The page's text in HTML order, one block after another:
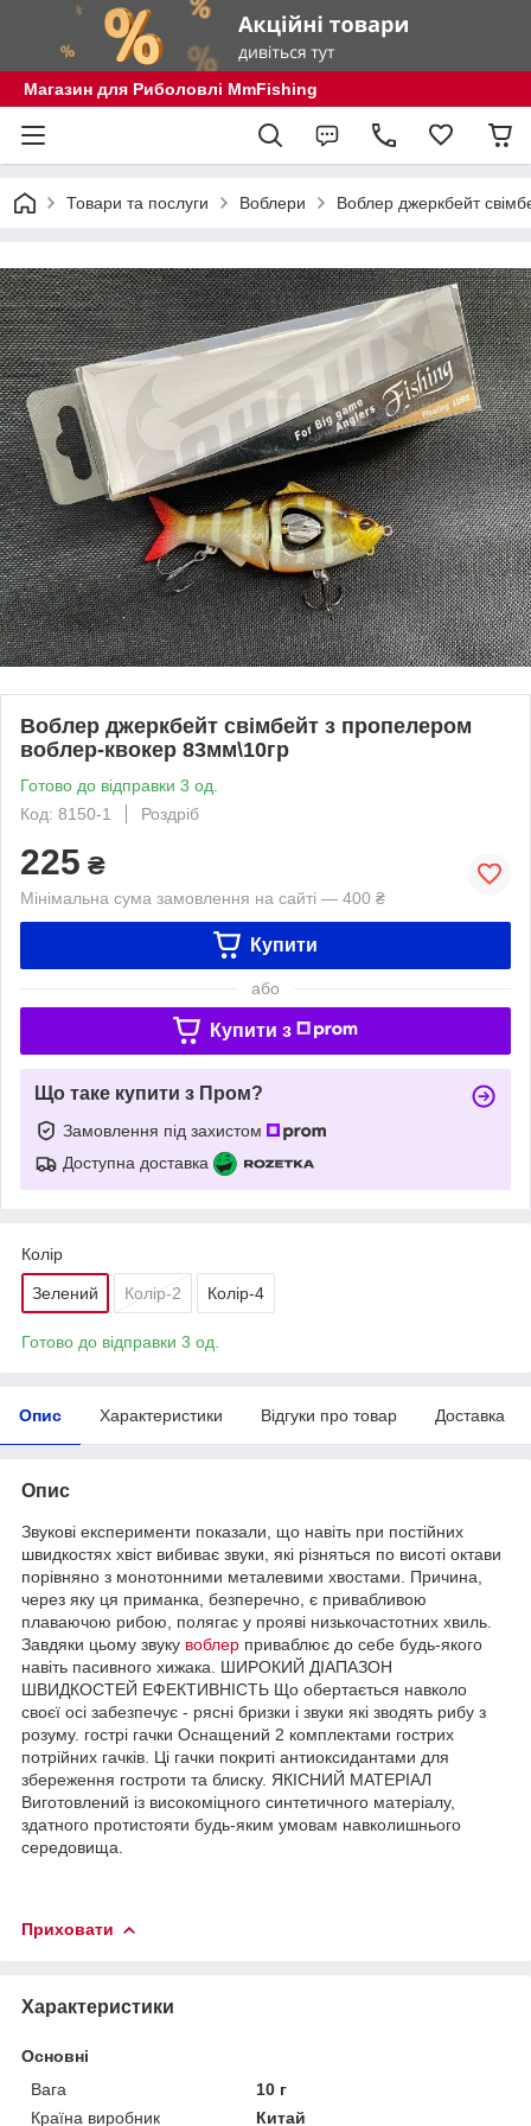
Магазин для Риболовлі MmFishing
Товари та послуги Воблери Воблер джеркбейт
Воблер джеркбейт свімбейт з пропелером
воблер-квокер 83мм\10гр
Готово до відправки 3 од.
Код: 8150-1
Роздріб
225 ₴
Мінімальна сума замовлення на сайті — 400 ₴
Купити
або
Купити з
Що таке купити з Пром?
Замовлення під захистом
Доступна доставка
Колір
Зелений Колір-2 Колір-4
Готово до відправки 3 од.
Опис Характеристики Відгуки про товар Доставка
Опис
Звукові експерименти показали, що навіть при постійних
швидкостях хвіст вибиває звуки, які різняться по висоті октави
порівняно з монотонними металевими хвостами. Причина,
через яку ця приманка, безперечно, є привабливою
плаваючою рибою, полягає у прояві низькочастотних хвиль.
Завдяки цьому звуку воблер приваблює до себе будь-якого
навіть пасивного хижака. ШИРОКИЙ ДІАПАЗОН
ШВИДКОСТЕЙ ЕФЕКТИВНІСТЬ Що обертається навколо
своєї осі забезпечує - рясні бризки і звуки які зводять рибу з
розуму. гострі гачки Оснащений 2 комплектами гострих
потрійних гачків. Ці гачки покриті антиоксидантами для
збереження гостроти та блиску. ЯКІСНИЙ МАТЕРІАЛ
Виготовлений із високоміцного синтетичного матеріалу,
здатного протистояти будь-яким умовам навколишнього
середовища.
Приховати
Характеристики
Основні
Вага
10 г
Країна виробник
Китай